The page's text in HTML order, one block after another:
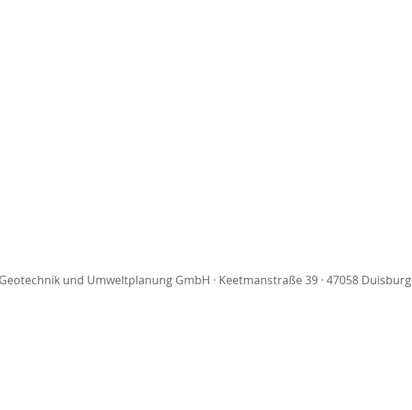
und Umweltplanung GmbH · Keetmanstraße 39 · 47058 Duisburg